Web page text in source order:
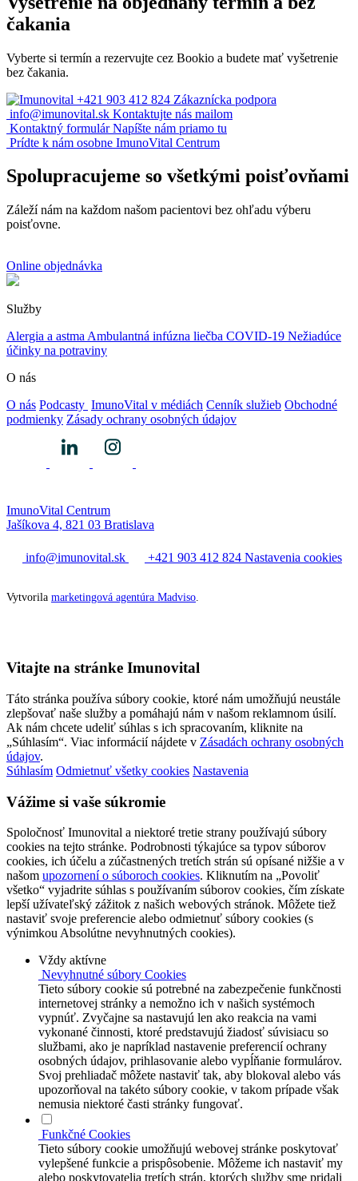
čakania
Vyberte si termín a rezervujte cez Bookio a budete mať vyšetrenie
bez čakania.
+421 903 412 824 Zákaznícka podpora
info@imunovital.sk Kontaktujte nás mailom
Kontaktný formulár Napíšte nám priamo tu
Prídte k nám osobne ImunoVital Centrum
Spolupracujeme so všetkými poisťovňami
Záleží nám na každom našom pacientovi bez ohľadu výberu
poisťovne.
Online objednávka
Služby
Alergia a astma Ambulantná infúzna liečba COVID-19 Nežiadúce
účinky na potraviny
O nás
O nás Podcasty ImunoVital v médiách Cenník služieb Obchodné
podmienky Zásady ochrany osobných údajov
ImunoVital Centrum
Jašíkova 4, 821 03 Bratislava
info@imunovital.sk +421 903 412 824 Nastavenia cookies
Vytvorila marketingová agentúra Madviso.
Vitajte na stránke Imunovital
Táto stránka používa súbory cookie, ktoré nám umožňujú neustále
zlepšovať naše služby a pomáhajú nám v našom reklamnom úsilí.
Ak nám chcete udeliť súhlas s ich spracovaním, kliknite na
„Súhlasím“. Viac informácií nájdete v Zásadách ochrany osobných
údajov.
Súhlasím Odmietnuť všetky cookies Nastavenia
Vážime si vaše súkromie
Spoločnosť Imunovital a niektoré tretie strany používajú súbory
cookies na tejto stránke. Podrobnosti týkajúce sa typov súborov
cookies, ich účelu a zúčastnených tretích strán sú opísané nižšie a v
našom upozornení o súboroch cookies. Kliknutím na „Povoliť
všetko“ vyjadrite súhlas s používaním súborov cookies, čím získate
lepší užívateľský zážitok z našich webových stránok. Môžete tiež
nastaviť svoje preferencie alebo odmietnuť súbory cookies (s
výnimkou Absolútne nevyhnutných cookies).
Vždy aktívne
Nevyhnutné súbory Cookies
Tieto súbory cookie sú potrebné na zabezpečenie funkčnosti
internetovej stránky a nemožno ich v našich systémoch
vypnúť. Zvyčajne sa nastavujú len ako reakcia na vami
vykonané činnosti, ktoré predstavujú žiadosť súvisiacu so
službami, ako je napríklad nastavenie preferencií ochrany
osobných údajov, prihlasovanie alebo vypĺňanie formulárov.
Svoj prehliadač môžete nastaviť tak, aby blokoval alebo vás
upozorňoval na takéto súbory cookie, v takom prípade však
nemusia niektoré časti stránky fungovať.
Funkčné Cookies
Tieto súbory cookie umožňujú webovej stránke poskytovať
vylepšené funkcie a prispôsobenie. Môžeme ich nastaviť my
alebo poskytovatelia tretích strán, ktorých služby sme pridali